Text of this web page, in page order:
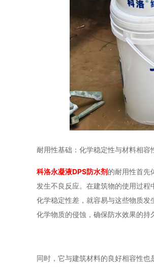
耐用性基础：化学稳定性与材料相容
科洛永凝液DPS防水剂的耐用性首先
发生不良反应。在建筑物的使用过
化学稳定性差，就容易与这些物质
化学物质的侵蚀，确保防水效果的持
同时，它与建筑材料的良好相容性